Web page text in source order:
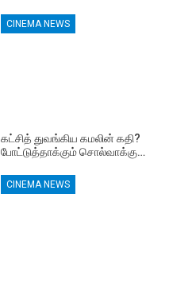
CINEMA NEWS
கட்சித் துவங்கிய கமலின் கதி?
போட்டுத்தாக்கும் சொல்வாக்கு…
CINEMA NEWS